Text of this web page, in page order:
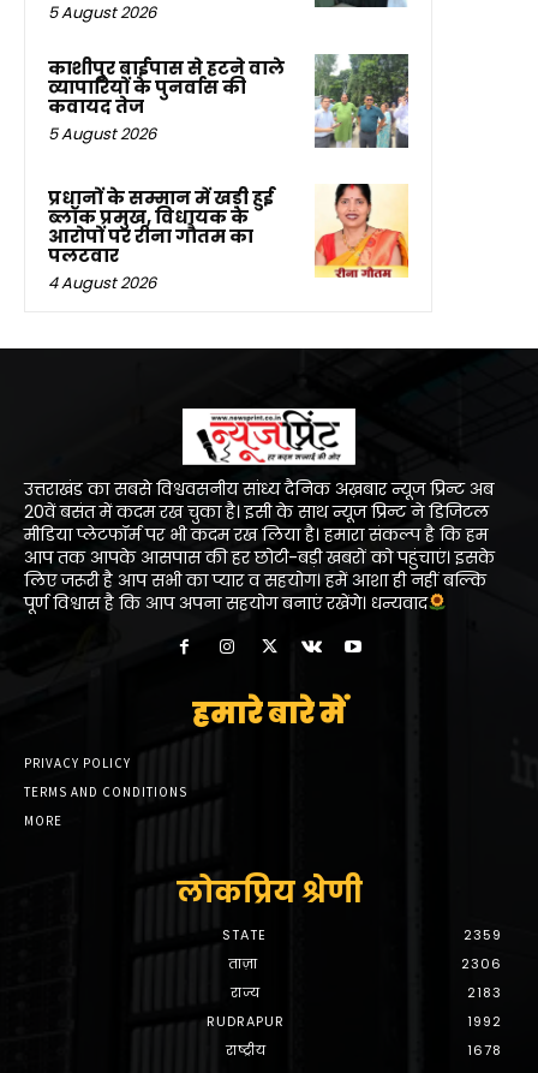
5 August 2026
काशीपुर बाईपास से हटने वाले
व्यापारियों के पुनर्वास की
कवायद तेज
5 August 2026
प्रधानों के सम्मान में खड़ी हुई
ब्लॉक प्रमुख, विधायक के
आरोपों पर रीना गौतम का
पलटवार
4 August 2026
उत्तराखंड का सबसे विश्ववसनीय सांध्य दैनिक अख़बार न्यूज प्रिन्ट अब
20वें बसंत में कदम रख चुका है। इसी के साथ न्यूज प्रिन्ट ने डिजिटल
मीडिया प्लेटफॉर्म पर भी कदम रख लिया है। हमारा संकल्प है कि हम
आप तक आपके आसपास की हर छोटी-बड़ी खबरों को पहुंचाएं। इसके
लिए जरूरी है आप सभी का प्यार व सहयोग। हमें आशा ही नहीं बल्कि
पूर्ण विश्वास है कि आप अपना सहयोग बनाएं रखेंगे। धन्यवाद
हमारे बारे में
PRIVACY POLICY
TERMS AND CONDITIONS
MORE
लोकप्रिय श्रेणी
STATE
2359
ताज़ा
2306
राज्य
2183
RUDRAPUR
1992
राष्ट्रीय
1678